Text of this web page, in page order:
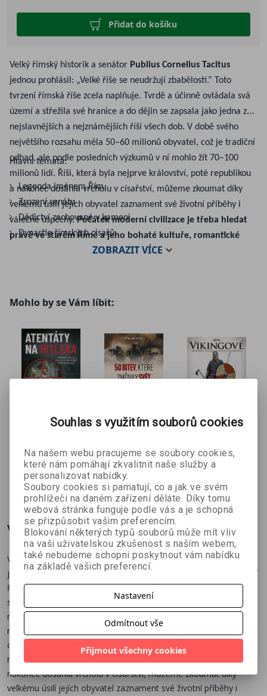
Přidat do košíku
Velký římský historik a senátor Publius Cornelius Tacitus
jednou prohlásil: „Velké říše se neudržují zbabělostí.“ Toto
tvrzení římská říše zcela naplňuje. Tvrdě a účinně ovládala svá
území a střežila své hranice a do dějin se zapsala jako jedna z
nejslavnějších a nejznámějších říší všech dob. V době svého
největšího rozsahu měla 50–60 milionů obyvatel, což je tradiční
odhad, ale podle posledních výzkumů v ní mohlo žít 70–100
milionů lidí. Říši, která byla nejprve království, poté republikou
a nakonec dosáhla vrcholu v císařství, můžeme zkoumat díky
velkému úsilí jejích obyvatel zaznament své životní příběhy i
válečné úspěchy.Počátek moderní civilizace je třeba hledat
právě ve starém Římě a jeho bohaté kultuře, romantické
mytologii a spletitém politickém systému
legendární civilizaci.
Hlavní témata:
Legenda jménem Řím
Zrození senátu
Dědictví zachované v kameni
Dynastie římských císařů
Mytické dívky a ženyZOBRAZITVÍCE
Mohlo by se Vám líbit:
Atentáty na
John Grehan
176 Kč 439 Kč
50 bitev,
změnily
svět
William Weir
494 Kč 549 Kč
Vikingové
Konstam
179 Kč 199 Kč
Více o knize
Velký římský historik a senátorPublius Cornelius Tacitus
jednou prohlásil: „Velké říše se neudržují zbabělostí.“ Toto tvrzení
římská říše zcela naplňuje. Tvrdě a účinně ovládala svá území a
střežila své hranice a do dějin se zapsala jako jedna z
nejslavnějších a nejznámějších říší všech dob. V době svého
největšího rozsahu měla 50–60 milionů obyvatel, což je tradiční
odhad, ale podle posledních výzkumů v ní mohlo žít 70–100
milionů lidí. Říši, která byla nejprve království, poté republikou a
nakonec dosáhla vrcholu v císařství, můžeme zkoumat díky
velkému úsilí jejích obyvatel zaznament své životní příběhy i
Souhlas s využitím souborů cookies
Na našem webu pracujeme se soubory cookies,
které nám pomáhají zkvalitnit naše služby a
personalizovat nabídky.
Soubory cookies si pamatují, co a jak ve svém
prohlížeči na daném zařízení děláte. Díky tomu
webová stránka funguje podle vás a je schopná
se přizpůsobit vašim preferencím.
Blokování některých typů souborů může mít vliv
na vaši uživatelskou zkušenost s naším webem,
také nebudeme schopni poskytnout vám nabídku
na základě vašich preferencí.
Nastavení
Odmítnout vše
Přijmout všechny cookies